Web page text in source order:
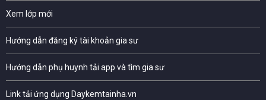
Xem lớp mới
Hướng dẫn đăng ký tài khoản gia sư
Hướng dẫn phụ huynh tải app và tìm gia sư
Link tải ứng dụng Daykemtainha.vn